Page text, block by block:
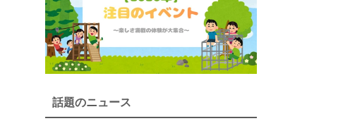
話題のニュース